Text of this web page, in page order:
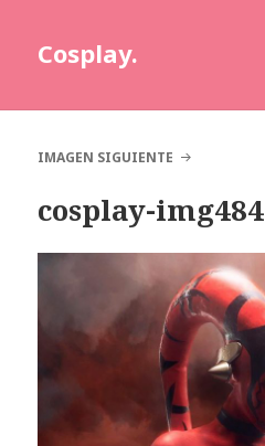
Cosplay.
IMAGEN SIGUIENTE
cosplay-img484